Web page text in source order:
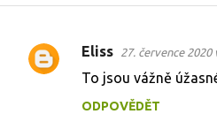
K
Eliss 27. července 2020
To jsou vážně
ODPOVĚDĚT